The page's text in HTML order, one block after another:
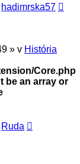
hadimrska57
» v História
Core.php
be an array or
Ruda